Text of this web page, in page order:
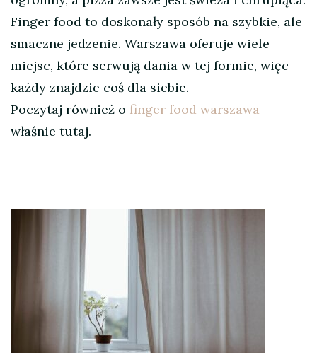
Finger food to doskonały sposób na szybkie, ale
smaczne jedzenie. Warszawa oferuje wiele
miejsc, które serwują dania w tej formie, więc
każdy znajdzie coś dla siebie.
Poczytaj również o finger food warszawa
właśnie tutaj.
Nawigacja